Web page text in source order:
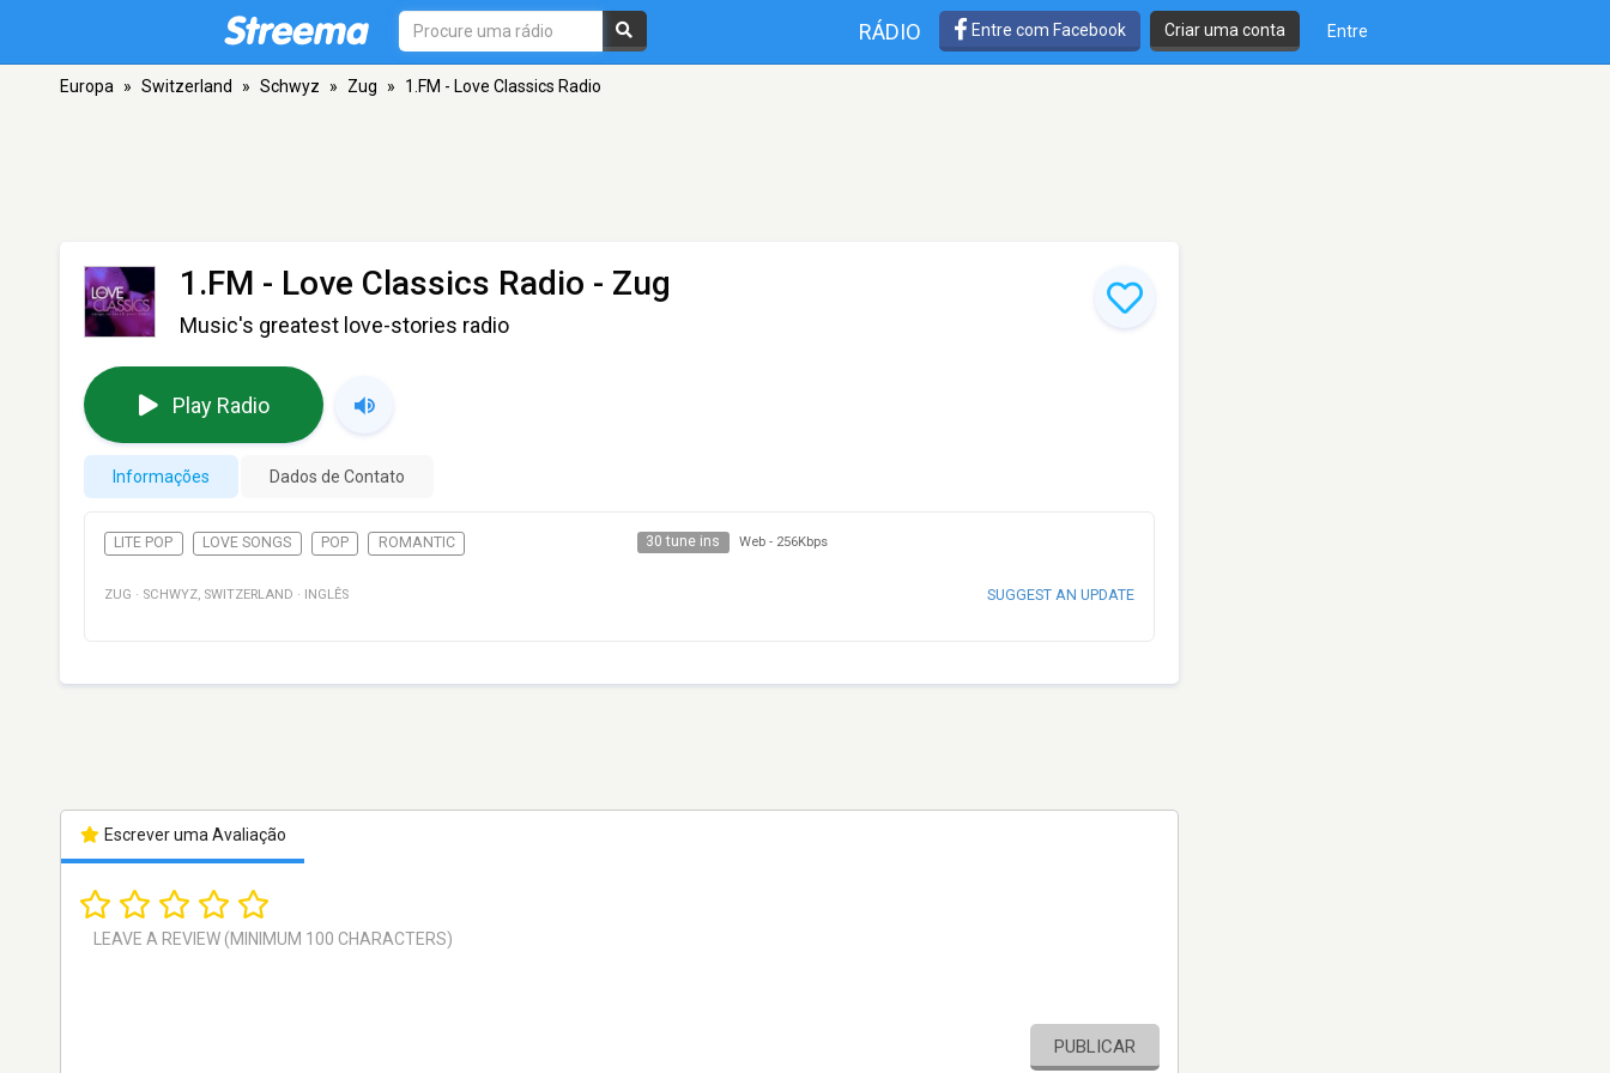
RÁDIO Entre com Facebook Criar uma conta Entre
Europa » Switzerland » Schwyz » Zug » 1.FM - Love Classics Radio
1.FM - Love Classics Radio - Zug
Music's greatest love-stories radio
Play Radio
Informações Dados de Contato
LITE POP LOVE SONGS POP ROMANTIC 30 tune ins Web - 256Kbps
ZUG · SCHWYZ, SWITZERLAND · INGLÊS SUGGEST AN UPDATE
Escrever uma Avaliação
PUBLICAR